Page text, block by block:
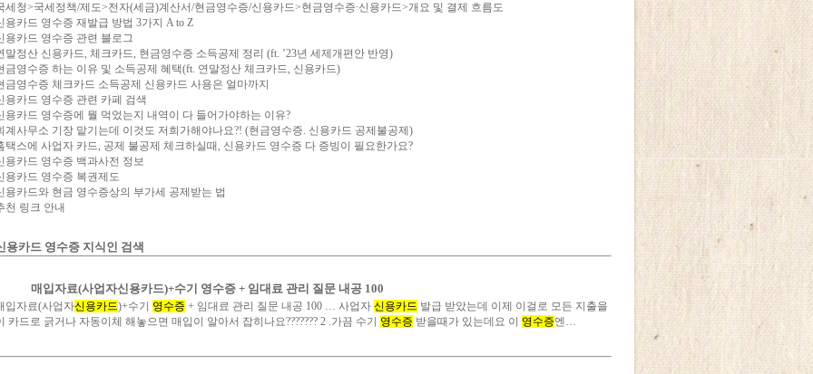
세청>국세정책/제도>전자(세금)계산서/현금영수증/신용카드>현금영수증∙신용카드>개요 및 결제 흐름도
용카드 영수증 재발급 방법 3가지 A to Z
용카드 영수증 관련 블로그
말정산 신용카드, 체크카드, 현금영수증 소득공제 정리 (ft. ’23년 세제개편안 반영)
금영수증 하는 이유 및 소득공제 혜택(ft. 연말정산 체크카드, 신용카드)
금영수증 체크카드 소득공제 신용카드 사용은 얼마까지
용카드 영수증 관련 카페 검색
용카드 영수증에 뭘 먹었는지 내역이 다 들어가야하는 이유?
계사무소 기장 맡기는데 이것도 저희가해야나요?! (현금영수증. 신용카드 공제불공제)
택스에 사업자 카드, 공제 불공제 체크하실때, 신용카드 영수증 다 증빙이 필요한가요?
용카드 영수증 백과사전 정보
용카드 영수증 복권제도
용카드와 현금 영수증상의 부가세 공제받는 법
천 링크 안내
용카드 영수증 지식인 검색
매입자료(사업자신용카드)+수기 영수증 + 임대료 관리 질문 내공 100
입자료(사업자신용카드)+수기 영수증 + 임대료 관리 질문 내공 100 … 사업자 신용카드 발급 받았는데 이제 이걸로 모든 지출을
카드로 긁거나 자동이체 해놓으면 매입이 알아서 잡히나요??????? 2 .가끔 수기 영수증 받을때가 있는데요 이 영수증엔…